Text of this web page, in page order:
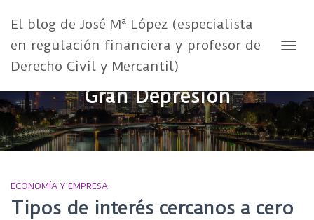
El blog de José Mª López (especialista
en regulación financiera y profesor de
Derecho Civil y Mercantil)
Gran Depresión
ECONOMÍA Y EMPRESA
Tipos de interés cercanos a cero